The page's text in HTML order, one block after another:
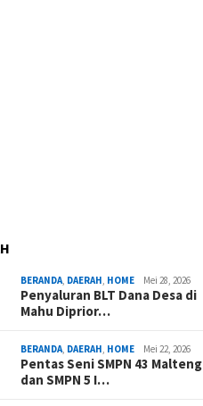
BERANDA, DAERAH, HOME Mei 28, 2026
Penyaluran BLT Dana Desa di
Mahu Diprior…
BERANDA, DAERAH, HOME Mei 22, 2026
Pentas Seni SMPN 43 Malteng
dan SMPN 5 I…